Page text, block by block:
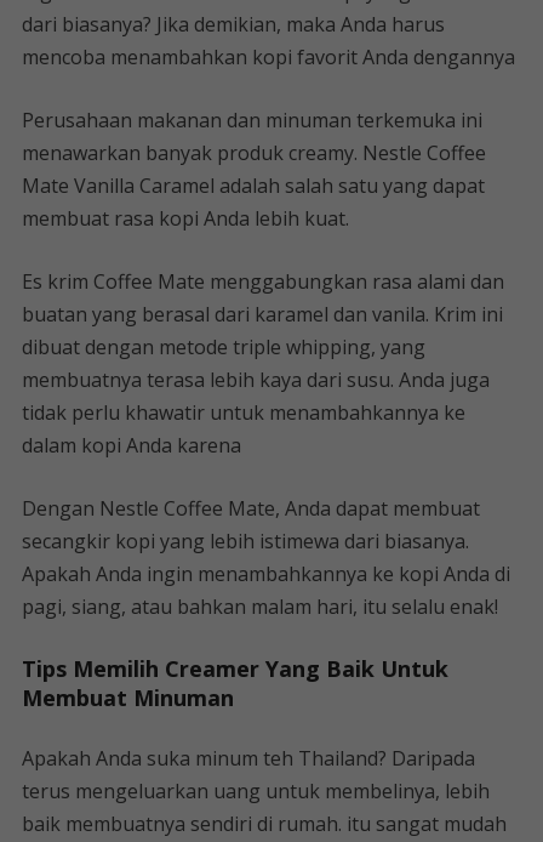
dari biasanya? Jika demikian, maka Anda harus
mencoba menambahkan kopi favorit Anda dengannya
Perusahaan makanan dan minuman terkemuka ini
menawarkan banyak produk creamy. Nestle Coffee
Mate Vanilla Caramel adalah salah satu yang dapat
membuat rasa kopi Anda lebih kuat.
Es krim Coffee Mate menggabungkan rasa alami dan
buatan yang berasal dari karamel dan vanila. Krim ini
dibuat dengan metode triple whipping, yang
membuatnya terasa lebih kaya dari susu. Anda juga
tidak perlu khawatir untuk menambahkannya ke
dalam kopi Anda karena
Dengan Nestle Coffee Mate, Anda dapat membuat
secangkir kopi yang lebih istimewa dari biasanya.
Apakah Anda ingin menambahkannya ke kopi Anda di
pagi, siang, atau bahkan malam hari, itu selalu enak!
Tips Memilih Creamer Yang Baik Untuk
Membuat Minuman
Apakah Anda suka minum teh Thailand? Daripada
terus mengeluarkan uang untuk membelinya, lebih
baik membuatnya sendiri di rumah. itu sangat mudah